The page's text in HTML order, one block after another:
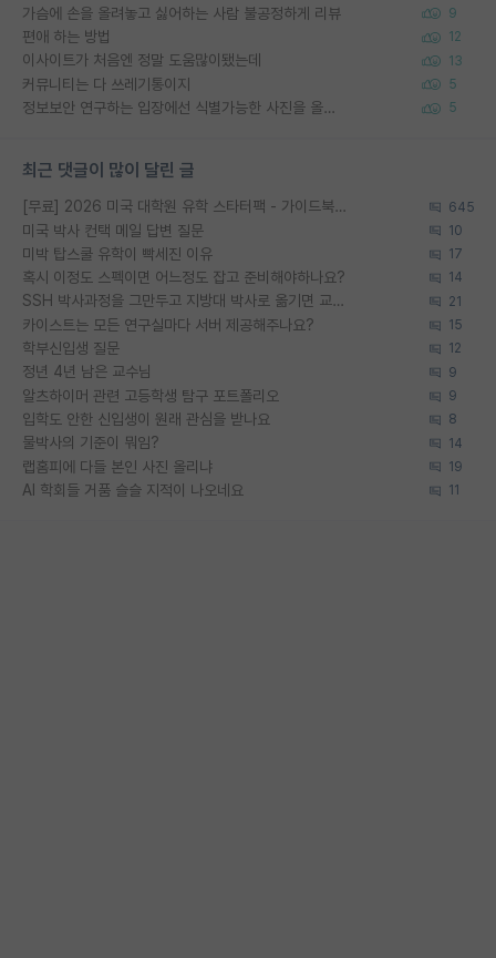
가슴에 손을 올려놓고 싫어하는 사람 불공정하게 리뷰 9
편애 하는 방법 12
이사이트가 처음엔 정말 도움많이됐는데 13
커뮤니티는 다 쓰레기통이지 5
정보보안 연구하는 입장에선 식별가능한 사진을 올리는건 비추이긴함 5
최근 댓글이 많이 달린 글
[무료] 2026 미국 대학원 유학 스타터팩 - 가이드북 & 합격자 컨택메일 템플릿 645
미국 박사 컨택 메일 답변 질문 10
미박 탑스쿨 유학이 빡세진 이유 17
혹시 이정도 스펙이면 어느정도 잡고 준비해야하나요? 14
SSH 박사과정을 그만두고 지방대 박사로 옮기면 교수의 꿈은 끝일까요? 21
카이스트는 모든 연구실마다 서버 제공해주나요? 15
학부신입생 질문 12
정년 4년 남은 교수님 9
알츠하이머 관련 고등학생 탐구 포트폴리오 9
입학도 안한 신입생이 원래 관심을 받나요 8
물박사의 기준이 뭐임? 14
랩홈피에 다들 본인 사진 올리냐 19
AI 학회들 거품 슬슬 지적이 나오네요 11